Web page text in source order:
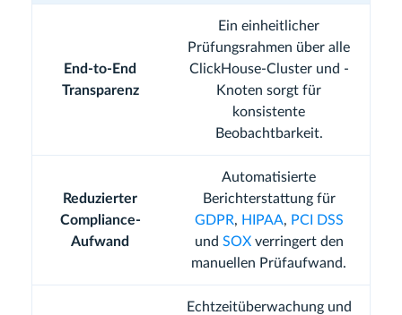
End-to-End
Transparenz
Ein einheitlicher
Prüfungsrahmen über alle
ClickHouse-Cluster und -
Knoten sorgt für
konsistente
Beobachtbarkeit.
Reduzierter
Compliance-
Aufwand
Automatisierte
Berichterstattung für
GDPR, HIPAA, PCI DSS
und SOXverringert den
manuellen Prüfaufwand.
Echtzeitüberwachung und